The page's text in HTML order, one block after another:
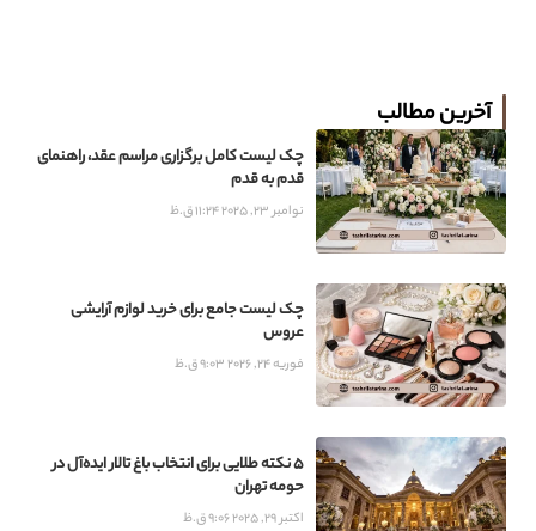
آخرین مطالب
چک لیست کامل برگزاری مراسم عقد، راهنمای
قدم به قدم
نوامبر 23, 2025 11:24 ق.ظ
چک لیست جامع برای خرید لوازم آرایشی
عروس
فوریه 24, 2026 9:03 ق.ظ
۵ نکته طلایی برای انتخاب باغ تالار ایده‌آل در
حومه تهران
اکتبر 29, 2025 9:06 ق.ظ